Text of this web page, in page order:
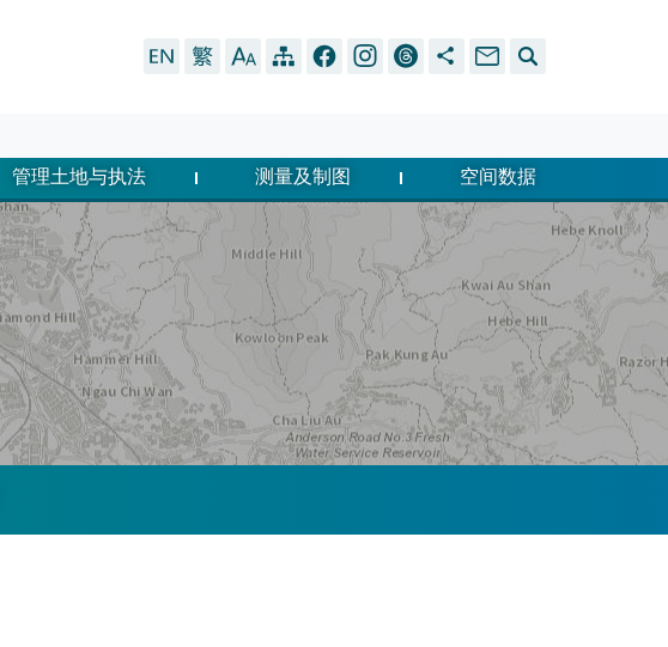
管理土地与执法 测量及制图 空间数据